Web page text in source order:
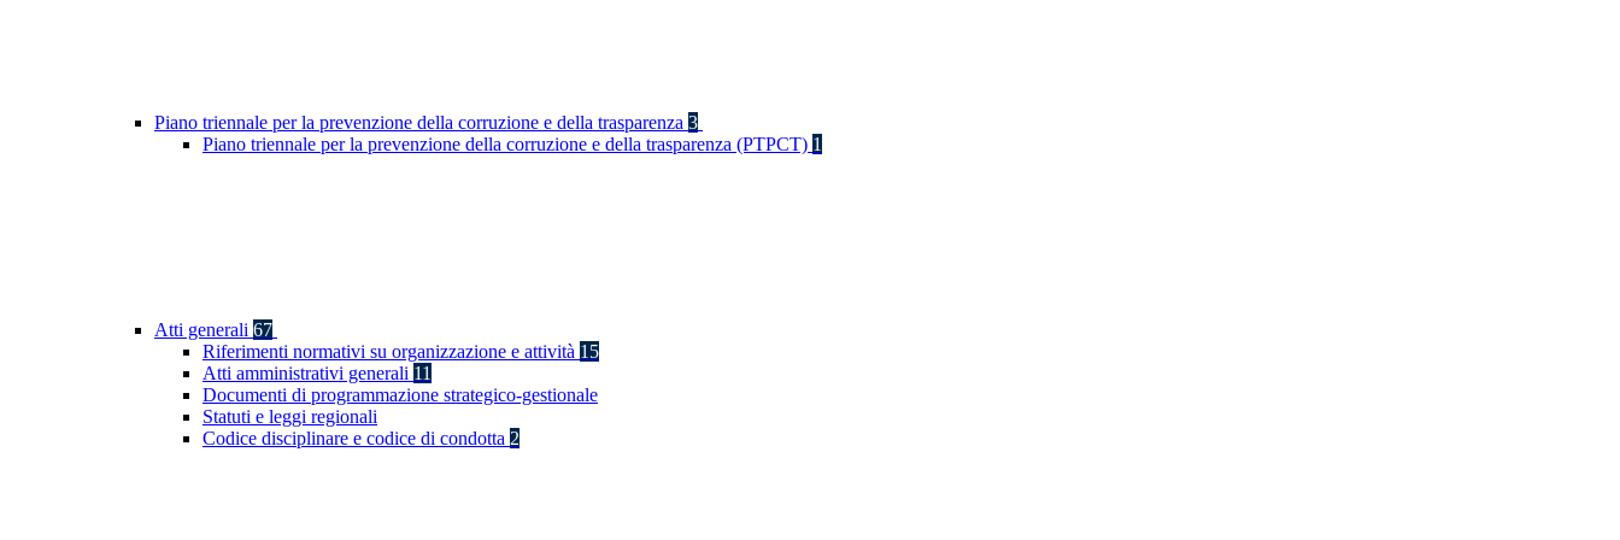
Piano triennale per la prevenzione della corruzione e della trasparenza 3
Piano triennale per la prevenzione della corruzione e della trasparenza (PTPCT) 1
Atti generali 67
Riferimenti normativi su organizzazione e attività 15
Atti amministrativi generali 11
Documenti di programmazione strategico-gestionale
Statuti e leggi regionali
Codice disciplinare e codice di condotta 2